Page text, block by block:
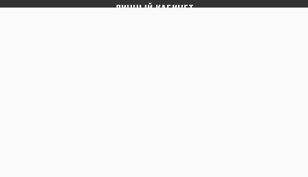
ЛИЧНЫЙ КАБИНЕТ